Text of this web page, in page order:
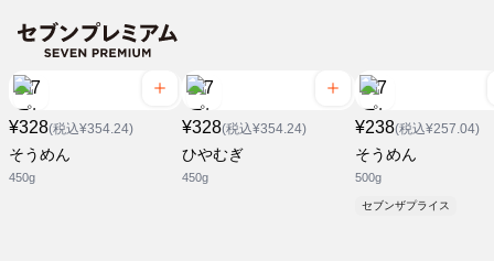
¥328(税込¥354.24)
そうめん
450g
¥328(税込¥354.24)
ひやむぎ
450g
¥238(税込¥257.04)
そうめん
500g
セブンザプライス